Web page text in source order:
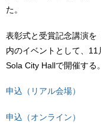
た。
表彰式と受賞記念講演を
内のイベントとして、
Sola City Hallで開催する
申込（リアル会場）
申込（オンライン）